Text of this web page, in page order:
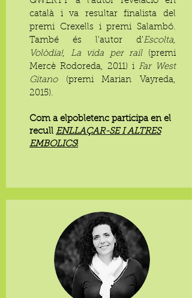
català i va resultar finalista del
premi Crexells i premi Salambó.
També és l'autor d'Escolta,
Volòdia!, La vida per rail (premi
Mercè Rodoreda, 2011) i Far West
Gitano(premi Marian Vayreda,
2015).
Com a elpobletenc participa en el
recull ENLLAÇAR-SE I ALTRES
EMBOLICS!